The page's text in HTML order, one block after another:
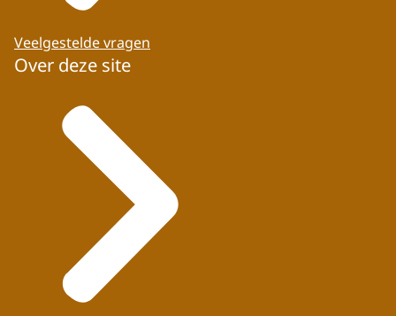
Veelgestelde vragen
Over deze site